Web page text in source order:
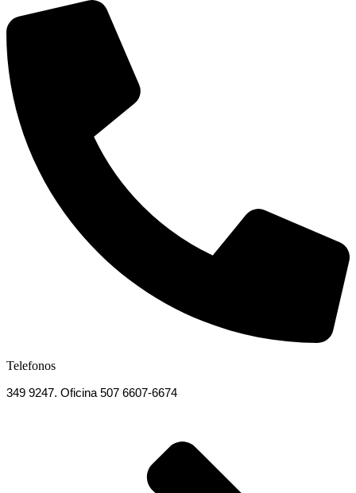
Telefonos
349 9247. Oficina 507 6607-6674